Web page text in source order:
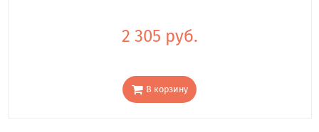
2 305 руб.
В корзину